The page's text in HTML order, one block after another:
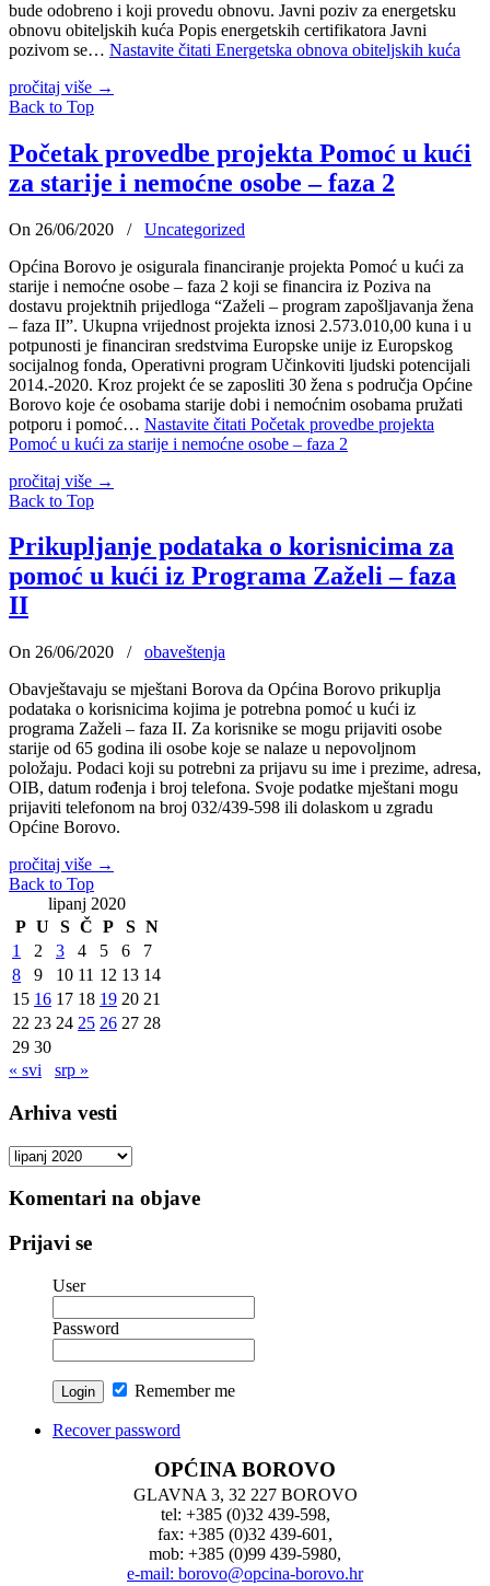
bude odobreno i koji provedu obnovu. Javni poziv za energetsku
obnovu obiteljskih kuća Popis energetskih certifikatora Javni
pozivom se… Nastavite čitati Energetska obnova obiteljskih kuća
pročitaj više →
Back to Top
Početak provedbe projekta Pomoć u kući
za starije i nemoćne osobe – faza 2
On 26/06/2020 /
Uncategorized
Općina Borovo je osigurala financiranje projekta Pomoć u kući za
starije i nemoćne osobe – faza 2 koji se financira iz Poziva na
dostavu projektnih prijedloga “Zaželi – program zapošljavanja žena
– faza II”. Ukupna vrijednost projekta iznosi 2.573.010,00 kuna i u
potpunosti je financiran sredstvima Europske unije iz Europskog
socijalnog fonda, Operativni program Učinkoviti ljudski potencijali
2014.-2020. Kroz projekt će se zaposliti 30 žena s područja Općine
Borovo koje će osobama starije dobi i nemoćnim osobama pružati
potporu i pomoć… Nastavite čitati Početak provedbe projekta
Pomoć u kući za starije i nemoćne osobe – faza 2
pročitaj više →
Back to Top
Prikupljanje podataka o korisnicima za
pomoć u kući iz Programa Zaželi – faza
II
On 26/06/2020 /
obaveštenja
Obavještavaju se mještani Borova da Općina Borovo prikuplja
podataka o korisnicima kojima je potrebna pomoć u kući iz
programa Zaželi – faza II. Za korisnike se mogu prijaviti osobe
starije od 65 godina ili osobe koje se nalaze u nepovoljnom
položaju. Podaci koji su potrebni za prijavu su ime i prezime, adresa,
OIB, datum rođenja i broj telefona. Svoje podatke mještani mogu
prijaviti telefonom na broj 032/439-598 ili dolaskom u zgradu
Općine Borovo.
pročitaj više →
Back to Top
lipanj 2020
P U S Č P S N
1
2 3 4 5 6
7
8
9 10 11 12 13 14
15 16 17 18 19 20 21
22 23 24 25 26 27 28
29 30
« svi
srp »
Arhiva vesti
Arhiva
Komentari na objave
Prijavi se
User
Password
Remember me
Recover password
OPĆINA BOROVO
GLAVNA 3, 32 227 BOROVO
tel: +385 (0)32 439-598,
fax: +385 (0)32 439-601,
mob: +385 (0)99 439-5980,
e-mail: borovo@opcina-borovo.hr